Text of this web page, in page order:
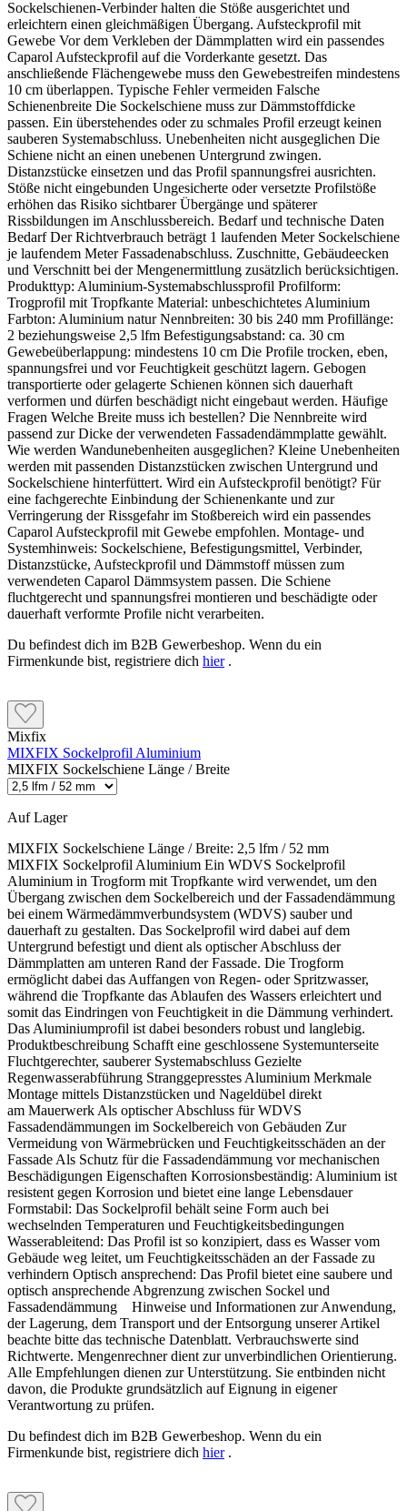
Sockelschienen-Verbinder halten die Stöße ausgerichtet und
erleichtern einen gleichmäßigen Übergang. Aufsteckprofil mit
Gewebe Vor dem Verkleben der Dämmplatten wird ein passendes
Caparol Aufsteckprofil auf die Vorderkante gesetzt. Das
anschließende Flächengewebe muss den Gewebestreifen mindestens
10 cm überlappen. Typische Fehler vermeiden Falsche
Schienenbreite Die Sockelschiene muss zur Dämmstoffdicke
passen. Ein überstehendes oder zu schmales Profil erzeugt keinen
sauberen Systemabschluss. Unebenheiten nicht ausgeglichen Die
Schiene nicht an einen unebenen Untergrund zwingen.
Distanzstücke einsetzen und das Profil spannungsfrei ausrichten.
Stöße nicht eingebunden Ungesicherte oder versetzte Profilstöße
erhöhen das Risiko sichtbarer Übergänge und späterer
Rissbildungen im Anschlussbereich. Bedarf und technische Daten
Bedarf Der Richtverbrauch beträgt 1 laufenden Meter Sockelschiene
je laufendem Meter Fassadenabschluss. Zuschnitte, Gebäudeecken
und Verschnitt bei der Mengenermittlung zusätzlich berücksichtigen.
Produkttyp: Aluminium-Systemabschlussprofil Profilform:
Trogprofil mit Tropfkante Material: unbeschichtetes Aluminium
Farbton: Aluminium natur Nennbreiten: 30 bis 240 mm Profillänge:
2 beziehungsweise 2,5 lfm Befestigungsabstand: ca. 30 cm
Gewebeüberlappung: mindestens 10 cm Die Profile trocken, eben,
spannungsfrei und vor Feuchtigkeit geschützt lagern. Gebogen
transportierte oder gelagerte Schienen können sich dauerhaft
verformen und dürfen beschädigt nicht eingebaut werden. Häufige
Fragen Welche Breite muss ich bestellen? Die Nennbreite wird
passend zur Dicke der verwendeten Fassadendämmplatte gewählt.
Wie werden Wandunebenheiten ausgeglichen? Kleine Unebenheiten
werden mit passenden Distanzstücken zwischen Untergrund und
Sockelschiene hinterfüttert. Wird ein Aufsteckprofil benötigt? Für
eine fachgerechte Einbindung der Schienenkante und zur
Verringerung der Rissgefahr im Stoßbereich wird ein passendes
Caparol Aufsteckprofil mit Gewebe empfohlen. Montage- und
Systemhinweis: Sockelschiene, Befestigungsmittel, Verbinder,
Distanzstücke, Aufsteckprofil und Dämmstoff müssen zum
verwendeten Caparol Dämmsystem passen. Die Schiene
fluchtgerecht und spannungsfrei montieren und beschädigte oder
dauerhaft verformte Profile nicht verarbeiten.
Du befindest dich im B2B Gewerbeshop. Wenn du ein
Firmenkunde bist, registriere dich hier.
Mixfix
MIXFIX Sockelprofil Aluminium
MIXFIX Sockelschiene Länge / Breite
Auf Lager
MIXFIX Sockelschiene Länge / Breite: 2,5 lfm / 52 mm
MIXFIX Sockelprofil Aluminium Ein WDVS Sockelprofil
Aluminium in Trogform mit Tropfkante wird verwendet, um den
Übergang zwischen dem Sockelbereich und der Fassadendämmung
bei einem Wärmedämmverbundsystem (WDVS) sauber und
dauerhaft zu gestalten. Das Sockelprofil wird dabei auf dem
Untergrund befestigt und dient als optischer Abschluss der
Dämmplatten am unteren Rand der Fassade. Die Trogform
ermöglicht dabei das Auffangen von Regen- oder Spritzwasser,
während die Tropfkante das Ablaufen des Wassers erleichtert und
somit das Eindringen von Feuchtigkeit in die Dämmung verhindert.
Das Aluminiumprofil ist dabei besonders robust und langlebig.
Produktbeschreibung Schafft eine geschlossene Systemunterseite
Fluchtgerechter, sauberer Systemabschluss Gezielte
Regenwasserabführung Stranggepresstes Aluminium Merkmale
Montage mittels Distanzstücken und Nageldübel direkt
am Mauerwerk Als optischer Abschluss für WDVS
Fassadendämmungen im Sockelbereich von Gebäuden Zur
Vermeidung von Wärmebrücken und Feuchtigkeitsschäden an der
Fassade Als Schutz für die Fassadendämmung vor mechanischen
Beschädigungen Eigenschaften Korrosionsbeständig: Aluminium ist
resistent gegen Korrosion und bietet eine lange Lebensdauer
Formstabil: Das Sockelprofil behält seine Form auch bei
wechselnden Temperaturen und Feuchtigkeitsbedingungen
Wasserableitend: Das Profil ist so konzipiert, dass es Wasser vom
Gebäude weg leitet, um Feuchtigkeitsschäden an der Fassade zu
verhindern Optisch ansprechend: Das Profil bietet eine saubere und
optisch ansprechende Abgrenzung zwischen Sockel und
Fassadendämmung Hinweise und Informationen zur Anwendung,
der Lagerung, dem Transport und der Entsorgung unserer Artikel
beachte bitte das technische Datenblatt. Verbrauchswerte sind
Richtwerte. Mengenrechner dient zur unverbindlichen Orientierung.
Alle Empfehlungen dienen zur Unterstützung. Sie entbinden nicht
davon, die Produkte grundsätzlich auf Eignung in eigener
Verantwortung zu prüfen.
Du befindest dich im B2B Gewerbeshop. Wenn du ein
Firmenkunde bist, registriere dich hier.